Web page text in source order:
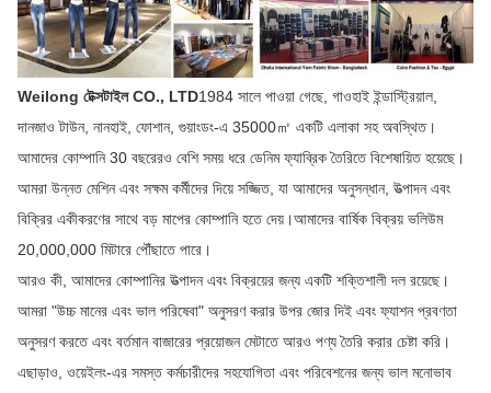
Weilong টেক্সটাইল CO., LTD1984 সালে পাওয়া গেছে, গাওহাই ইন্ডাস্ট্রিয়াল,
দানজাও টাউন, নানহাই, ফোশান, গুয়াংডং-এ 35000㎡ একটি এলাকা সহ অবস্থিত।
আমাদের কোম্পানি 30 বছরেরও বেশি সময় ধরে ডেনিম ফ্যাব্রিক তৈরিতে বিশেষায়িত হয়েছে।
আমরা উন্নত মেশিন এবং সক্ষম কর্মীদের দিয়ে সজ্জিত, যা আমাদের অনুসন্ধান, উত্পাদন এবং
বিক্রির একীকরণের সাথে বড় মাপের কোম্পানি হতে দেয়।আমাদের বার্ষিক বিক্রয় ভলিউম
20,000,000 মিটারে পৌঁছাতে পারে।
আরও কী, আমাদের কোম্পানির উত্পাদন এবং বিক্রয়ের জন্য একটি শক্তিশালী দল রয়েছে।
আমরা "উচ্চ মানের এবং ভাল পরিষেবা" অনুসরণ করার উপর জোর দিই এবং ফ্যাশন প্রবণতা
অনুসরণ করতে এবং বর্তমান বাজারের প্রয়োজন মেটাতে আরও পণ্য তৈরি করার চেষ্টা করি।
এছাড়াও, ওয়েইলং-এর সমস্ত কর্মচারীদের সহযোগিতা এবং পরিবেশনের জন্য ভাল মনোভাব